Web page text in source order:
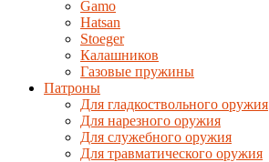
Gamo
Hatsan
Stoeger
Калашников
Газовые пружины
Патроны
Для гладкоствольного оружия
Для нарезного оружия
Для служебного оружия
Для травматического оружия